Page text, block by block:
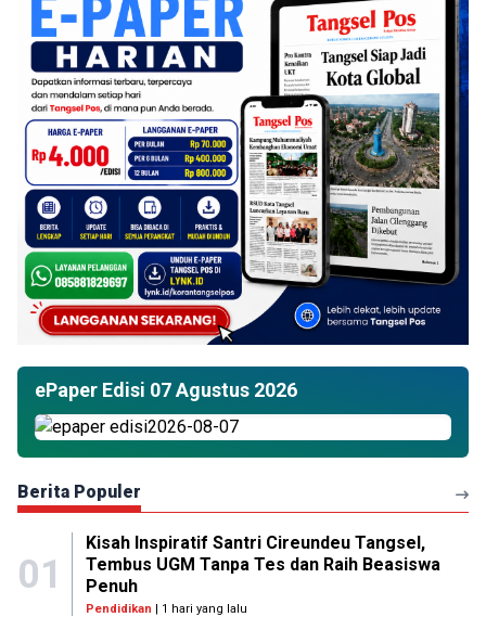
ePaper Edisi 07 Agustus 2026
Berita Populer
01
Kisah Inspiratif Santri Cireundeu Tangsel,
Tembus UGM Tanpa Tes dan Raih Beasiswa
Penuh
Pendidikan | 1 hari yang lalu